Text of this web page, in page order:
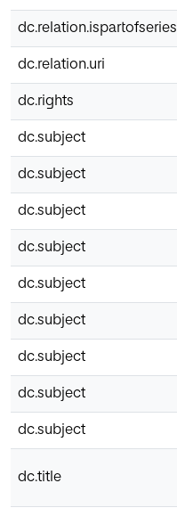
dc.relation.ispartofseries
dc.relation.uri
dc.rights
dc.subject
dc.subject
dc.subject
dc.subject
dc.subject
dc.subject
dc.subject
dc.subject
dc.subject
dc.title